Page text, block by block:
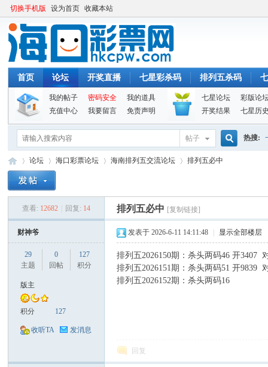
切换手机版 设为首页 收藏本站
首页 论坛 开奖直播 七星彩杀码 排列五杀码
我的帖子 密码安全
我的道具
充值中心
我要留言 免责声明
七星论坛
彩版论
开奖结果
七星历
帖子 热搜:
论坛
›
海口彩票论坛 海南排列五交流论坛
›
排列五必中
查看: 12682 回复: 14 排列五必中 [复制链接]
财神爷
29
主题
0
回帖
127
积分
版主
积分 127
收听TA 发消息
发表于 2026-6-11 14:11:48 显示全部楼层
排列五2026150期：杀头两码46 开3407
排列五2026151期：杀头两码51 开9839
排列五2026152期：杀头两码16
回复